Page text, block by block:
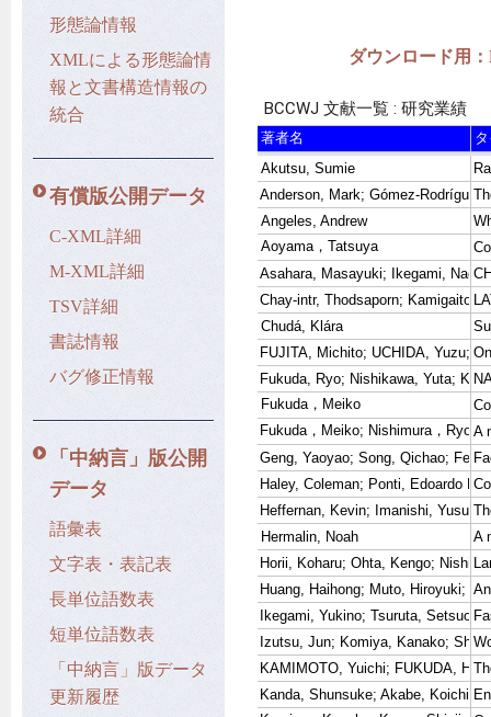
形態論情報
XMLによる形態論情
報と文書構造情報の
統合
有償版公開データ
C-XML詳細
M-XML詳細
TSV詳細
書誌情報
バグ修正情報
「中納言」版公開
データ
語彙表
文字表・表記表
長単位語数表
短単位語数表
「中納言」版データ
更新履歴
ダウンロード用